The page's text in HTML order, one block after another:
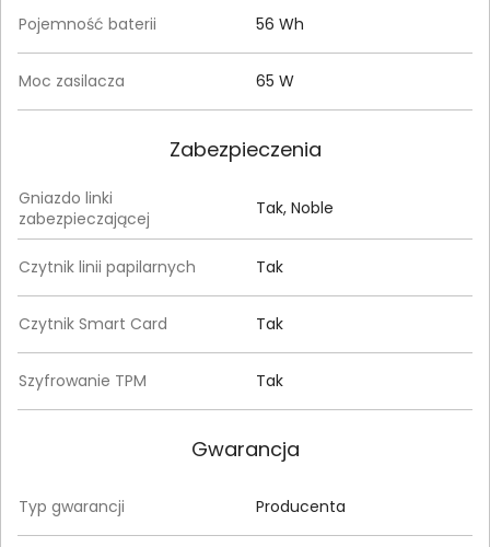
Pojemność baterii 56 Wh
Moc zasilacza 65 W
Zabezpieczenia
Gniazdo linki
zabezpieczającej
Tak, Noble
Czytnik linii papilarnych Tak
Czytnik Smart Card Tak
Szyfrowanie TPM Tak
Gwarancja
Typ gwarancji Producenta